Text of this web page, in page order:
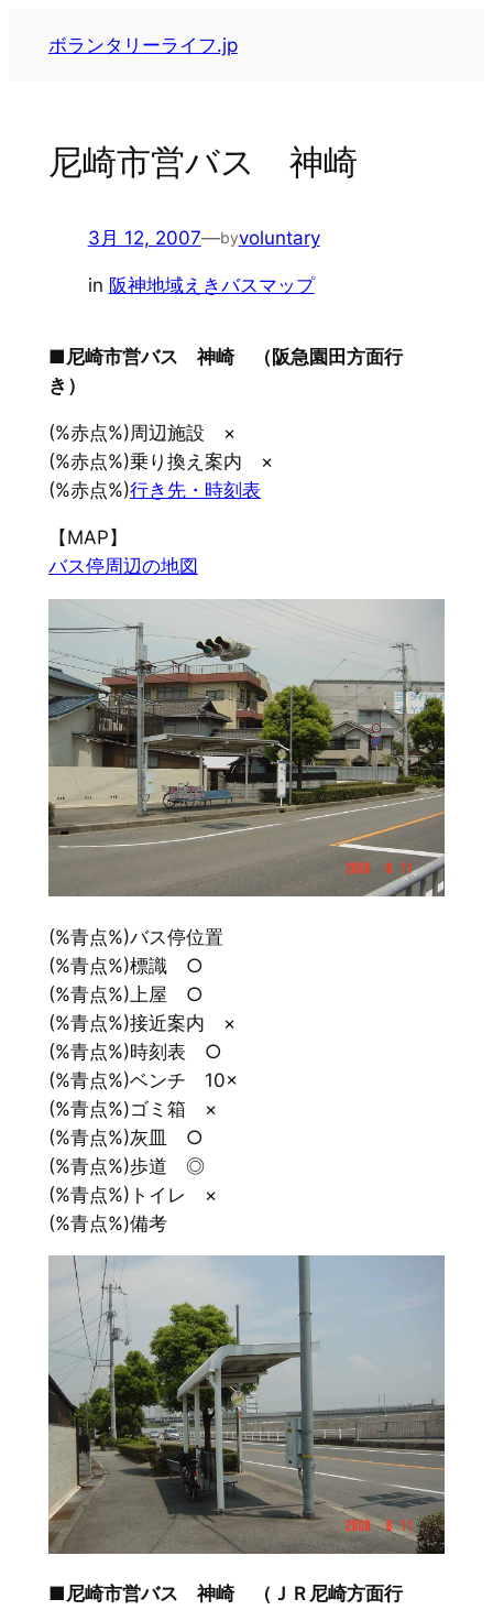
ボランタリーライフ.jp
尼崎市営バス 神崎
3月 12, 2007—byvoluntary
in 阪神地域えきバスマップ
■尼崎市営バス 神崎 （阪急園田方面行
き）
(%赤点%)周辺施設 ×
(%赤点%)乗り換え案内 ×
(%赤点%)行き先・時刻表
【MAP】
バス停周辺の地図
(%青点%)バス停位置
(%青点%)標識 ○
(%青点%)上屋 ○
(%青点%)接近案内 ×
(%青点%)時刻表 ○
(%青点%)ベンチ 10×
(%青点%)ゴミ箱 ×
(%青点%)灰皿 ○
(%青点%)歩道 ◎
(%青点%)トイレ ×
(%青点%)備考
■尼崎市営バス 神崎 （ＪＲ尼崎方面行